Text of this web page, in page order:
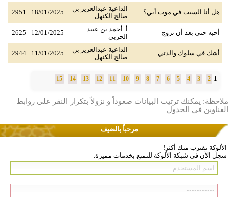
هل أنا السبب في موت أبي؟
الداعية عبدالعزيز بن
صالح الكنهل
18/01/2025
2951
أحبه حتى بعد أن تزوج
أ. أحمد بن عبيد
الحربي
12/01/2025
2625
أشك في سلوك والدتي
الداعية عبدالعزيز بن
صالح الكنهل
11/01/2025
2944
1
2
3
4
5
6
7
8
9
10
11
12
13
14
15
ملاحظة: يمكنك ترتيب البيانات صعوداً و نزولاً بتكرار النقر على روابط
العناوين في الجدول
مرحباً بالضيف
الألوكة تقترب منك أكثر!
سجل الآن في شبكة الألوكة للتمتع بخدمات مميزة.